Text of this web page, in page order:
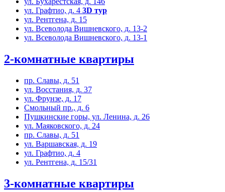
ул. Графтио, д. 4 3D тур
ул. Рентгена, д. 15
ул. Всеволода Вишневского, д. 13-2
ул. Всеволода Вишневского, д. 13-1
2-комнатные квартиры
пр. Славы, д. 51
ул. Восстания, д. 37
ул. Фрунзе, д. 17
Смольный пр., д. 6
Пушкинские горы, ул. Ленина, д. 26
ул. Маяковского, д. 24
пр. Славы, д. 51
ул. Варшавская, д. 19
ул. Графтио, д. 4
ул. Рентгена, д. 15/31
3-комнатные квартиры